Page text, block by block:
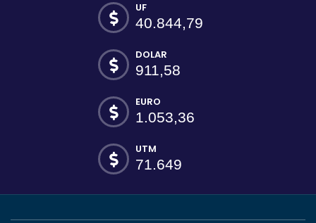
UF
40.844,79
DOLAR
911,58
EURO
1.053,36
UTM
71.649